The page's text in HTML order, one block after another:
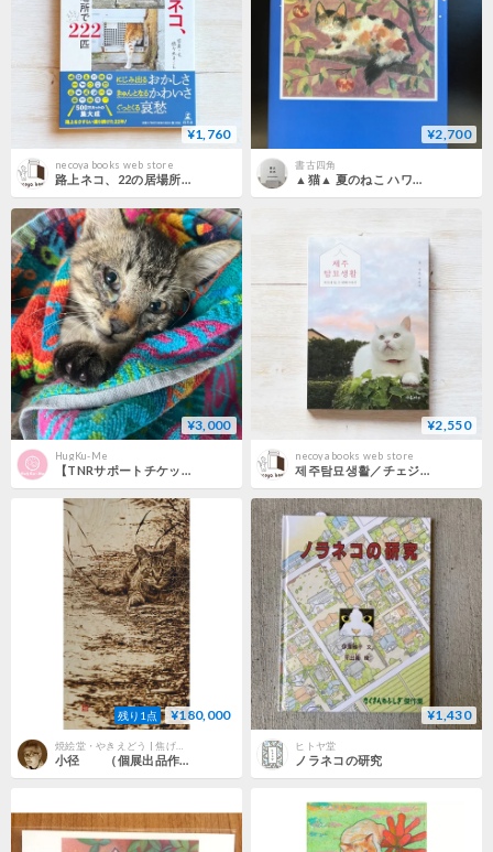
¥1,760
necoya books web store
路上ネコ、22の居場所で222匹
¥2,700
書古四角
▲猫▲ 夏のねこ ハワード・ノッツ
¥3,000
HugKu-Me
¥2,550
necoya books web store
残り1点 ¥180,000
焼絵堂・やきえどう | 焦げ色の濃淡で描いた絵画の販売
小径 （個展出品作：No.16）
¥1,430
ヒトヤ堂
ノラネコの研究